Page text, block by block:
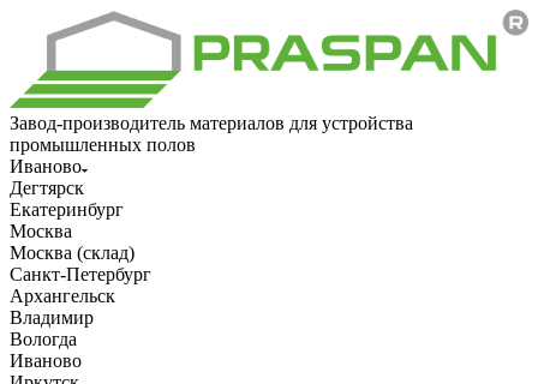
Завод-производитель материалов для устройства
промышленных полов
Иваново
Дегтярск
Екатеринбург
Москва
Москва (склад)
Санкт-Петербург
Архангельск
Владимир
Вологда
Иваново